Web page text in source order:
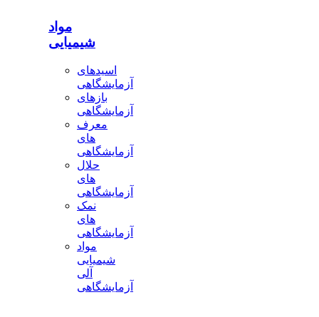
مواد
شیمیایی
اسیدهای
آزمایشگاهی
بازهای
آزمایشگاهی
معرف
های
آزمایشگاهی
حلال
های
آزمایشگاهی
نمک
های
آزمایشگاهی
مواد
شیمیایی
آلی
آزمایشگاهی